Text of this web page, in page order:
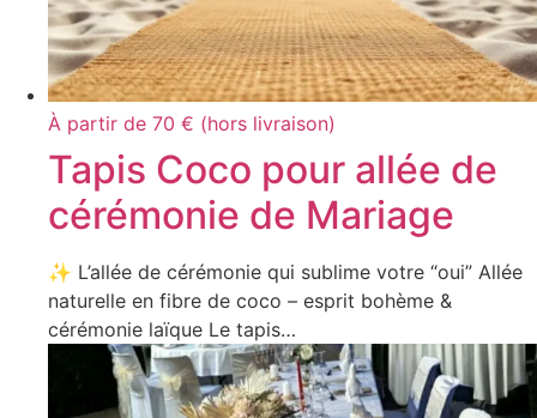
À partir de 70 € (hors livraison)
Tapis Coco pour allée de
cérémonie de Mariage
✨ L’allée de cérémonie qui sublime votre “oui” Allée
naturelle en fibre de coco – esprit bohème &
cérémonie laïque Le tapis…